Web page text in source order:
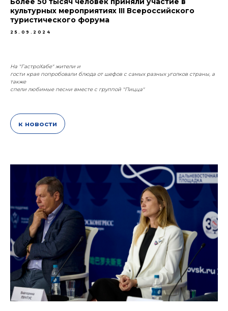
культурных мероприятиях III Всероссийского
туристического форума
25.09.2024
На "ГастроХабе" жители и
гости края попробовали блюда от шефов с самых разных уголков страны, а
также
спели любимые песни вместе с группой "Пицца"
к новости